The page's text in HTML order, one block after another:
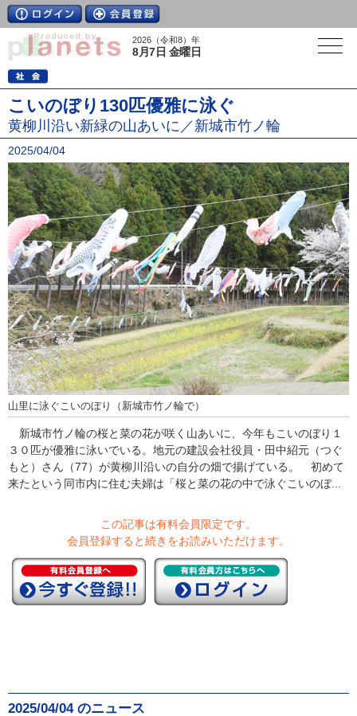
2026（令和8）年
8月7日 金曜日
こいのぼり130匹優雅に泳ぐ
黄柳川沿い新緑の山あいに／新城市竹ノ輪
2025/04/04
山里に泳ぐこいのぼり（新城市竹ノ輪で）
新城市竹ノ輪の桜と菜の花が咲く山あいに、今年もこいのぼり１
３０匹が優雅に泳いでいる。地元の建設会社役員・田中紹元（つぐ
もと）さん（77）が黄柳川沿いの自分の畑で揚げている。 初めて
来たという同市内に住む夫婦は「桜と菜の花の中で泳ぐこいのぼ...
この記事は有料会員限定です。
会員登録すると続きをお読みいただけます。
2025/04/04 のニュース